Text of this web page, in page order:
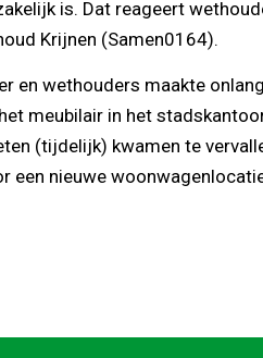
is. Dat reageert
Krijnen (Samen0164).
en wethouders maakte
meubilair in het
(tijdelijk) kwamen te
een nieuwe